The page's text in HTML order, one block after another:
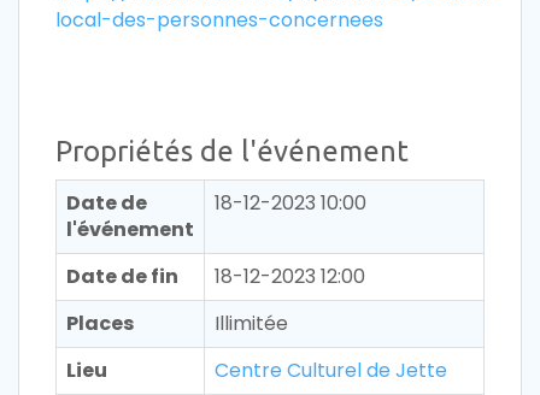
local-des-personnes-concernees
Propriétés de l'événement
Date de
l'événement
18-12-2023 10:00
Date de fin
18-12-2023 12:00
Places
Illimitée
Lieu
Centre Culturel de Jette